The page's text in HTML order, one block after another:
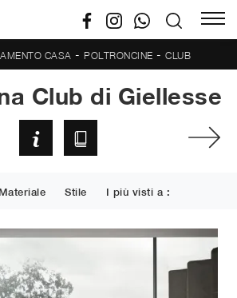
CASA - POLTRONCINE - CLUB
Club di Giellesse
Materiale Stile I più visti a :